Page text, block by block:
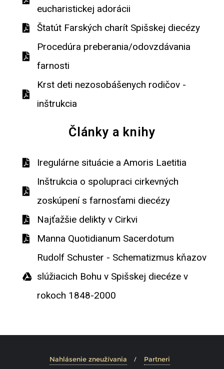
eucharistickej adorácii
Štatút Farských charít Spišskej diecézy
Procedúra preberania/odovzdávania
farnosti
Krst deti nezosobášenych rodičov -
inštrukcia
Články a knihy
Iregulárne situácie a Amoris Laetitia
Inštrukcia o spolupraci cirkevných
zoskúpení s farnosťami diecézy
Najťažšie delikty v Cirkvi
Manna Quotidianum Sacerdotum
Rudolf Schuster - Schematizmus kňazov
slúžiacich Bohu v Spišskej diecéze v
rokoch 1848-2000
Nahlásenie zneužívania
Partneri